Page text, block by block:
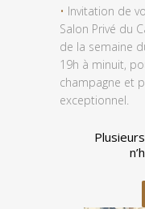
• Invitation de
Salon Privé du
de la semaine
19h à minuit,
champagne et
exceptionnel.